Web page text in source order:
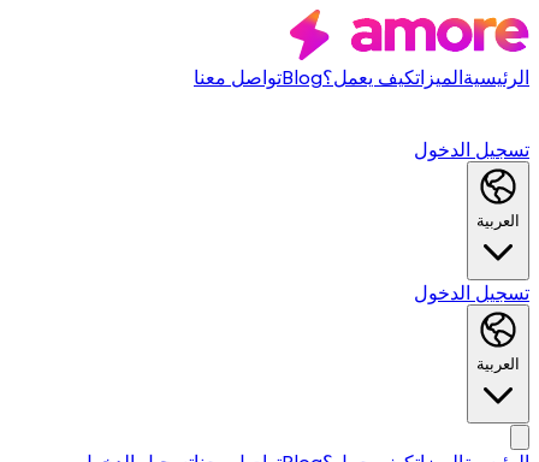
الرئيسيةالميزاتكيف يعمل؟Blogتواصل معنا
تسجيل الدخول
العربية
تسجيل الدخول
العربية